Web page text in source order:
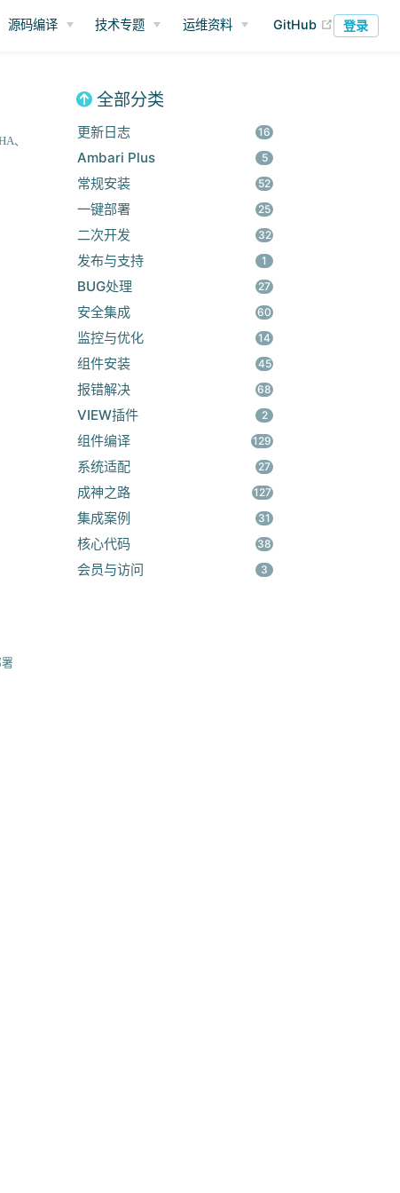
源码编译 技术专题 运维资料 GitHub (opens
登录
全部分类
更新日志
16
Ambari Plus 5
常规安装 52
一键部署 25
二次开发 32
发布与支持 1
BUG处理 27
安全集成 60
监控与优化 14
组件安装 45
报错解决 68
VIEW插件 2
组件编译 129
系统适配 27
成神之路 127
集成案例 31
核心代码 38
会员与访问 3